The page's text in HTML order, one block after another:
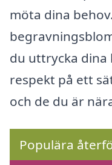
möta dina
du uttrycka dina
respekt på ett
och de du är
Populära